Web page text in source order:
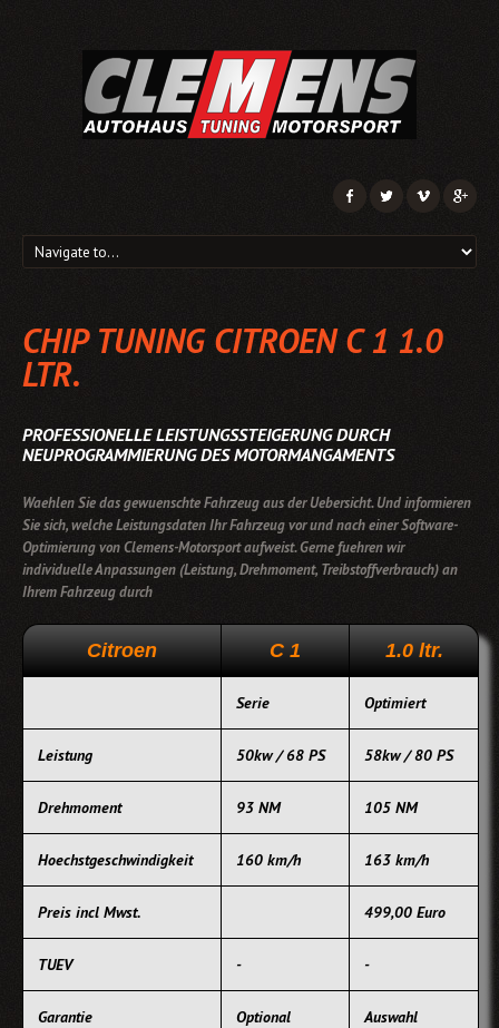
CHIP TUNING CITROEN C 1 1.0
LTR.
PROFESSIONELLE LEISTUNGSSTEIGERUNG DURCH
NEUPROGRAMMIERUNG DES MOTORMANGAMENTS
Waehlen Sie das gewuenschte Fahrzeug aus der Uebersicht. Und informieren
Sie sich, welche Leistungsdaten Ihr Fahrzeug vor und nach einer Software-
Optimierung von Clemens-Motorsport aufweist. Gerne fuehren wir
individuelle Anpassungen (Leistung, Drehmoment, Treibstoffverbrauch) an
Ihrem Fahrzeug durch
Citroen C 1 1.0 ltr.
Serie Optimiert
Leistung 50kw / 68 PS 58kw / 80 PS
Drehmoment 93 NM 105 NM
Hoechstgeschwindigkeit 160 km/h 163 km/h
Preis incl Mwst. 499,00 Euro
TUEV - -
Garantie Optional Auswahl